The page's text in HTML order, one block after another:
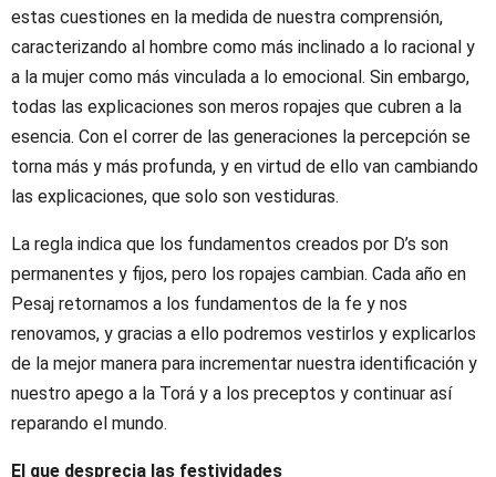
estas cuestiones en la medida de nuestra comprensión,
caracterizando al hombre como más inclinado a lo racional y
a la mujer como más vinculada a lo emocional. Sin embargo,
todas las explicaciones son meros ropajes que cubren a la
esencia. Con el correr de las generaciones la percepción se
torna más y más profunda, y en virtud de ello van cambiando
las explicaciones, que solo son vestiduras.
La regla indica que los fundamentos creados por D’s son
permanentes y fijos, pero los ropajes cambian. Cada año en
Pesaj retornamos a los fundamentos de la fe y nos
renovamos, y gracias a ello podremos vestirlos y explicarlos
de la mejor manera para incrementar nuestra identificación y
nuestro apego a la Torá y a los preceptos y continuar así
reparando el mundo.
El que desprecia las festividades